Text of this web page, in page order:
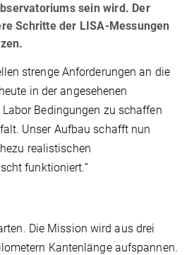
sein wird. Der
Schritte der LISA-Messungen
strenge Anforderungen an die
in der angesehenen
Bedingungen zu schaffen
Unser Aufbau schafft nun
realistischen
funktioniert.“
Die Mission wird aus drei
Kantenlänge aufspannen.